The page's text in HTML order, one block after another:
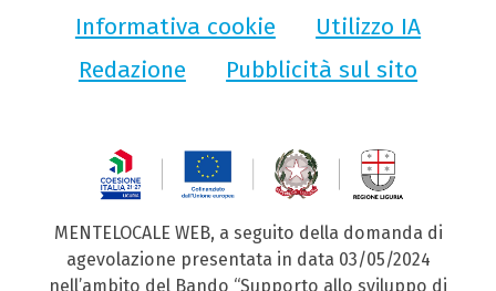
Informativa cookie
Utilizzo IA
Redazione
Pubblicità sul sito
MENTELOCALE WEB, a seguito della domanda di
agevolazione presentata in data 03/05/2024
nell’ambito del Bando “Supporto allo sviluppo di